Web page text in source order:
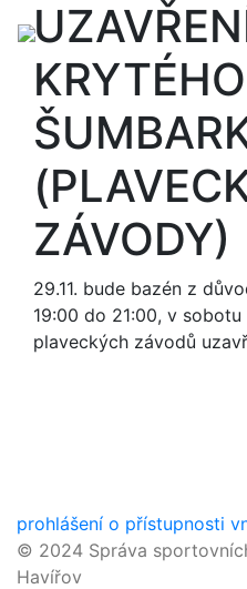
ZÁVODY)
29.11. bude bazén z
19:00 do 21:00, v sobotu
plaveckých závodů
prohlášení o přístupnosti
© 2024 Správa
Havířov